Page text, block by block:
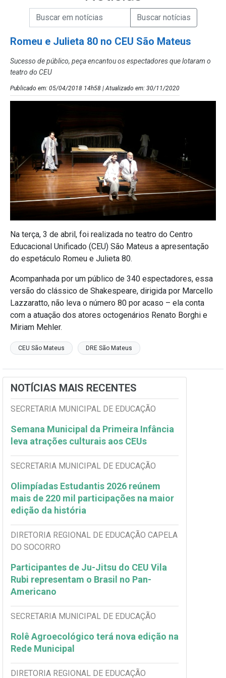
Campo de Busca de Notícias
Campo de Busca de informaçõesEnviar a Busca de Notícias
Romeu e Julieta 80 no CEU São Mateus
Sucesso de público, peça encantou os espectadores que lotaram o
teatro do CEU
Publicado em: 05/04/2018 14h58 | Atualizado em: 30/11/2020
Na terça, 3 de abril, foi realizada no teatro do Centro
Educacional Unificado (CEU) São Mateus a apresentação
do espetáculo Romeu e Julieta 80.
Acompanhada por um público de 340 espectadores, essa
versão do clássico de Shakespeare, dirigida por Marcello
Lazzaratto, não leva o número 80 por acaso – ela conta
com a atuação dos atores octogenários Renato Borghi e
Miriam Mehler.
CEU São Mateus DRE São Mateus
NOTÍCIAS MAIS RECENTES
SECRETARIA MUNICIPAL DE EDUCAÇÃO
Semana Municipal da Primeira Infância
leva atrações culturais aos CEUs
SECRETARIA MUNICIPAL DE EDUCAÇÃO
Olimpíadas Estudantis 2026 reúnem
mais de 220 mil participações na maior
edição da história
DIRETORIA REGIONAL DE EDUCAÇÃO CAPELA
DO SOCORRO
Participantes de Ju-Jitsu do CEU Vila
Rubi representam o Brasil no Pan-
Americano
SECRETARIA MUNICIPAL DE EDUCAÇÃO
Rolê Agroecológico terá nova edição na
Rede Municipal
DIRETORIA REGIONAL DE EDUCAÇÃO